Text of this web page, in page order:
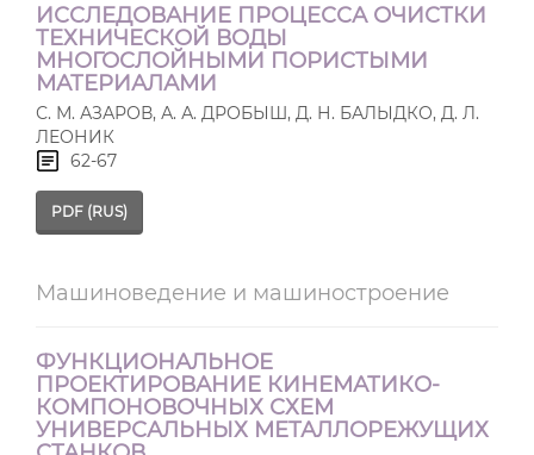
ИССЛЕДОВАНИЕ ПРОЦЕССА ОЧИСТКИ
ТЕХНИЧЕСКОЙ ВОДЫ
МНОГОСЛОЙНЫМИ ПОРИСТЫМИ
МАТЕРИАЛАМИ
С. М. АЗАРОВ, А. А. ДРОБЫШ, Д. Н. БАЛЫДКО, Д. Л.
ЛЕОНИК
62-67
PDF (RUS)
Машиноведение и машиностроение
ФУНКЦИОНАЛЬНОЕ
ПРОЕКТИРОВАНИЕ КИНЕМАТИКО-
КОМПОНОВОЧНЫХ СХЕМ
УНИВЕРСАЛЬНЫХ МЕТАЛЛОРЕЖУЩИХ